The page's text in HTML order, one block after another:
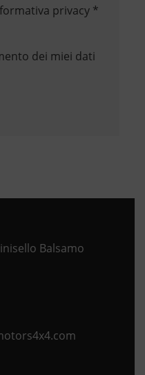
privacy*
dei miei dati
Balsamo
Opens